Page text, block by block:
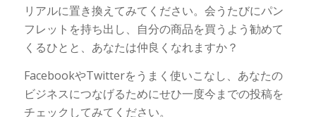
リアルに置き換えてみてください。会うたびにパン
フレットを持ち出し、自分の商品を買うよう勧めて
くるひとと、あなたは仲良くなれますか？
FacebookやTwitterをうまく使いこなし、あなたの
ビジネスにつなげるためにせひ一度今までの投稿を
チェックしてみてください。